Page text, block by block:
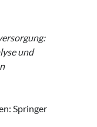
und
Springer